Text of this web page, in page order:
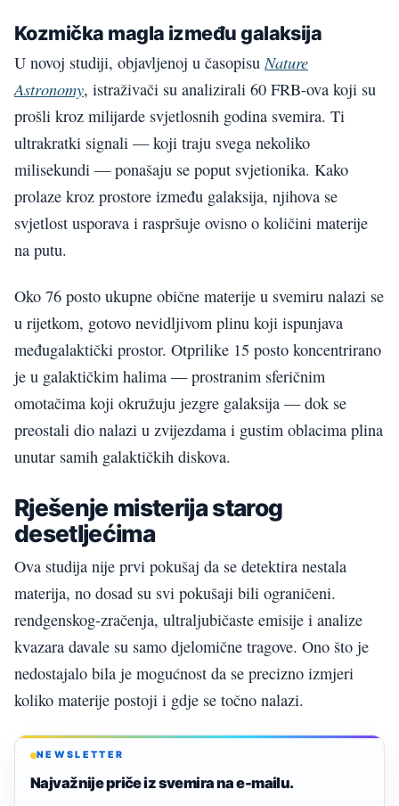
Kozmička magla između galaksija
U novoj studiji, objavljenoj u časopisu Nature
Astronomy, istraživači su analizirali 60 FRB-ova koji su
prošli kroz milijarde svjetlosnih godina svemira. Ti
ultrakratki signali — koji traju svega nekoliko
milisekundi — ponašaju se poput svjetionika. Kako
prolaze kroz prostore između galaksija, njihova se
svjetlost usporava i raspršuje ovisno o količini materije
na putu.
Oko 76 posto ukupne obične materije u svemiru nalazi se
u rijetkom, gotovo nevidljivom plinu koji ispunjava
međugalaktički prostor. Otprilike 15 posto koncentrirano
je u galaktičkim halima — prostranim sferičnim
omotačima koji okružuju jezgre galaksija — dok se
preostali dio nalazi u zvijezdama i gustim oblacima plina
unutar samih galaktičkih diskova.
Rješenje misterija starog
desetljećima
Ova studija nije prvi pokušaj da se detektira nestala
materija, no dosad su svi pokušaji bili ograničeni.
rendgenskog-zračenja, ultraljubičaste emisije i analize
kvazara davale su samo djelomične tragove. Ono što je
nedostajalo bila je mogućnost da se precizno izmjeri
koliko materije postoji i gdje se točno nalazi.
NEWSLETTER
Najvažnije priče iz svemira na e-mailu.